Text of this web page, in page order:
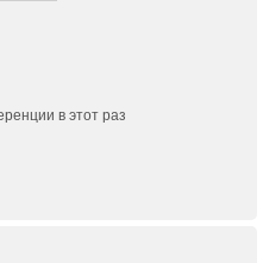
в этот раз